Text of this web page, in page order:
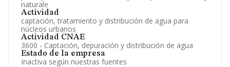
naturale
Actividad
captación, tratamiento y distribución de agua para
núcleos urbanos
Actividad CNAE
3600 - Captación, depuración y distribución de agua
Estado de la empresa
Inactiva según nuestras fuentes